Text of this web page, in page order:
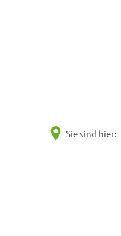
Sie sind hier: